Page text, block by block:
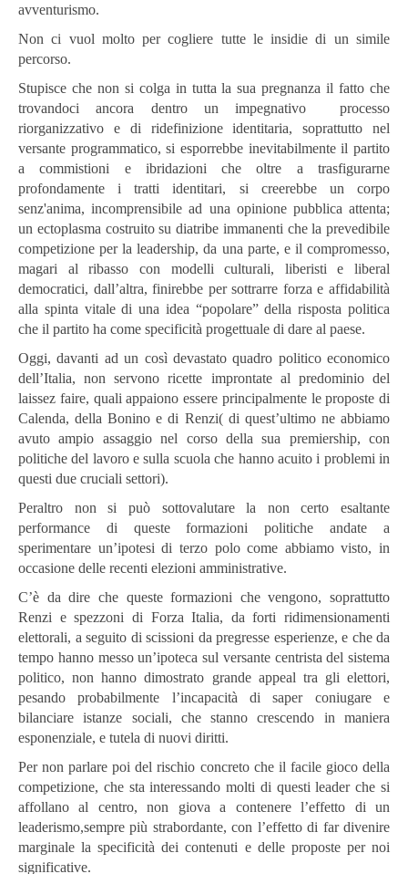
avventurismo.
Non ci vuol molto per cogliere tutte le insidie di un simile
percorso.
Stupisce che non si colga in tutta la sua pregnanza il fatto che
trovandoci ancora dentro un impegnativo processo
riorganizzativo e di ridefinizione identitaria, soprattutto nel
versante programmatico, si esporrebbe inevitabilmente il partito
a commistioni e ibridazioni che oltre a trasfigurarne
profondamente i tratti identitari, si creerebbe un corpo
senz'anima, incomprensibile ad una opinione pubblica attenta;
un ectoplasma costruito su diatribe immanenti che la prevedibile
competizione per la leadership, da una parte, e il compromesso,
magari al ribasso con modelli culturali, liberisti e liberal
democratici, dall’altra, finirebbe persottrarre forza e affidabilità
alla spinta vitale di una idea “popolare” della risposta politica
che il partito ha come specificità progettuale di dare al paese.
Oggi, davanti ad un così devastato quadro politico economico
dell’Italia, non servono ricette improntate al predominio del
laissez faire, quali appaiono essere principalmente le proposte di
Calenda, della Bonino e di Renzi( di quest’ultimo ne abbiamo
avuto ampio assaggio nel corso della sua premiership, con
politiche del lavoro e sulla scuola che hanno acuito i problemi in
questi due cruciali settori).
Peraltro non si può sottovalutare la non certo esaltante
performance di queste formazioni politiche andate a
sperimentare un’ipotesi di terzo polo come abbiamo visto, in
occasione delle recenti elezioni amministrative.
C’è da dire che queste formazioni che vengono, soprattutto
Renzi e spezzoni di Forza Italia, da forti ridimensionamenti
elettorali, a seguito di scissioni da pregresse esperienze, e che da
tempo hanno messo un’ipoteca sul versante centrista del sistema
politico, non hanno dimostrato grande appeal tra gli elettori,
pesando probabilmente l’incapacità di saper coniugare e
bilanciare istanze sociali, che stanno crescendo in maniera
esponenziale, e tutela di nuovi diritti.
Per non parlare poi del rischio concreto che il facile gioco della
competizione, che sta interessando molti di questi leader che si
affollano al centro, non giova a contenere l’effetto di un
leaderismo,sempre più strabordante, con l’effetto di far divenire
marginale la specificità dei contenuti e delle proposte per noi
significative.